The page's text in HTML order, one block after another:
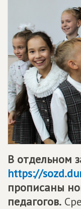
В отдельном
https://
прописаны
педагогов.